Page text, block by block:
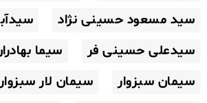
سید مسعود حسینی نژاد
سیدعلی حسینی فر
سیما
سیمان سبزوار
سیمان لار